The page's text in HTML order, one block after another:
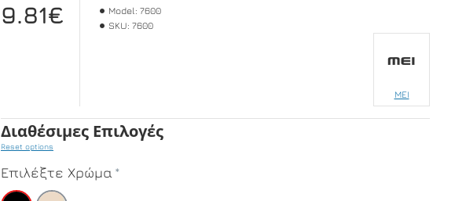
9.81€
Model: 7600
SKU: 7600
MEI
Διαθέσιμες Επιλογές
Reset options
Επιλέξτε Χρώμα